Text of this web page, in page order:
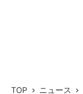
TOP ニュース